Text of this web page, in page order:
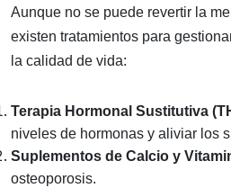
Aunque no se puede revertir la
existen tratamientos para
la calidad de vida:
Terapia Hormonal Sustitutiva
niveles de hormonas y aliviar los
Suplementos de Calcio y
osteoporosis.